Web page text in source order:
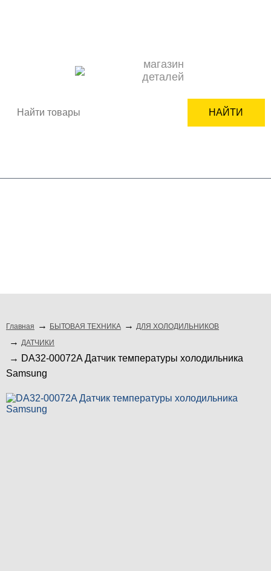
магазин
деталей
НАЙТИ
Главная БЫТОВАЯ ТЕХНИКА
ДЛЯ ХОЛОДИЛЬНИКОВ
ДАТЧИКИ
DA32-00072A Датчик температуры холодильника
Samsung